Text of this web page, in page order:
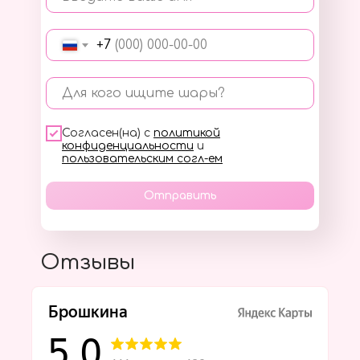
+7
Для кого ищите шары?
Согласен(на) с политикой
конфиденциальности и
пользовательским согл-ем
Отправить
Отзывы